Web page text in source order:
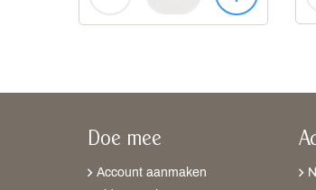
Doe mee
Account aanmaken